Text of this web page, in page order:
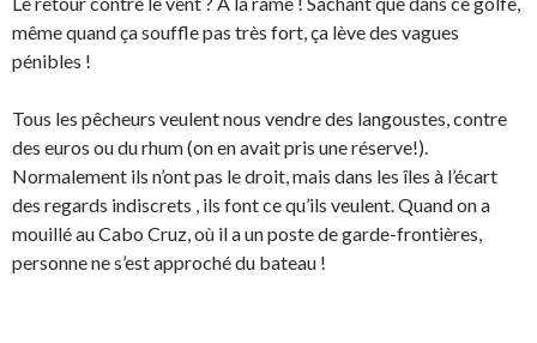
même quand ça souffle pas très fort, ça lève des vagues
pénibles !
Tous les pêcheurs veulent nous vendre des langoustes, contre
des euros ou du rhum (on en avait pris une réserve!).
Normalement ils n’ont pas le droit, mais dans les îles à l’écart
des regards indiscrets , ils font ce qu’ils veulent. Quand on a
mouillé au Cabo Cruz, où il a un poste de garde-frontières,
personne ne s’est approché du bateau !